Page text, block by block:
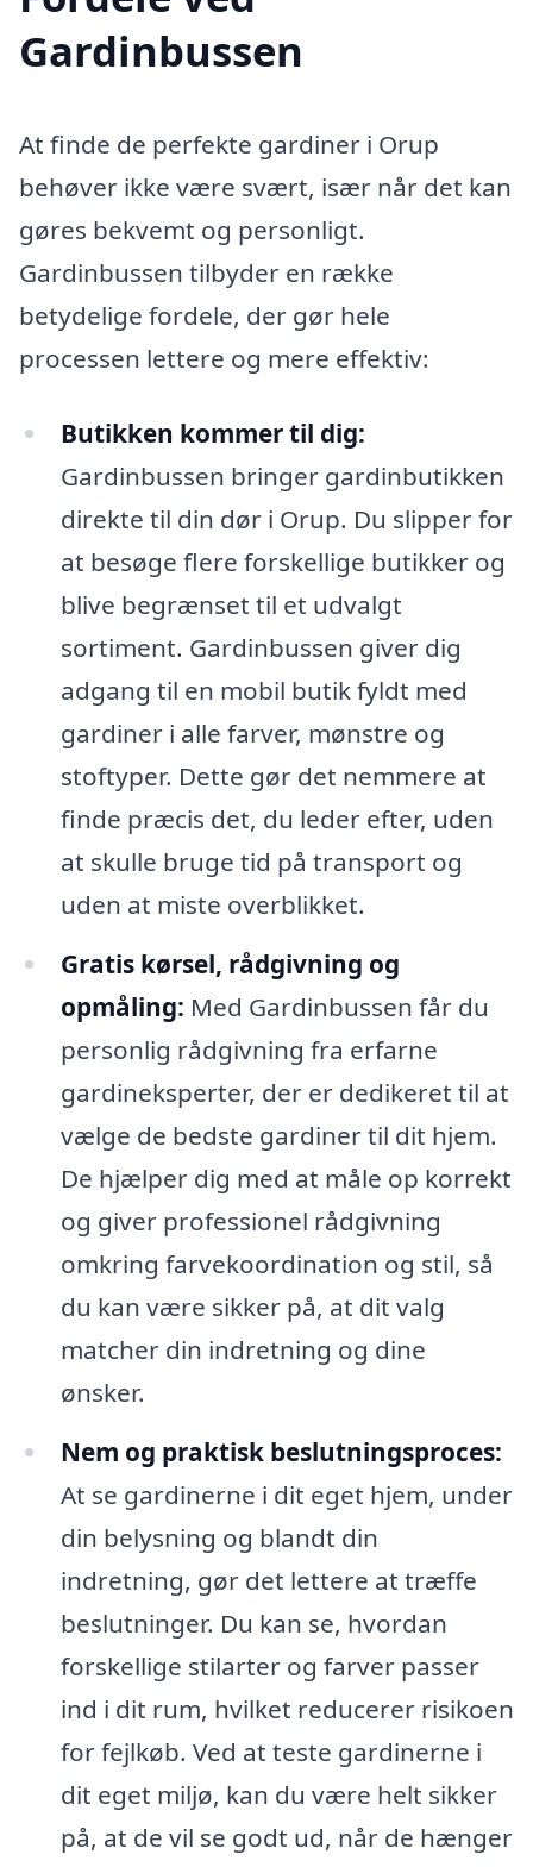
Gardinbussen
At finde de perfekte gardiner i Orup
behøver ikke være svært, især når det kan
gøres bekvemt og personligt.
Gardinbussen tilbyder en række
betydelige fordele, der gør hele
processen lettere og mere effektiv:
Butikken kommer til dig:
Gardinbussen bringer gardinbutikken
direkte til din dør i Orup. Du slipper for
at besøge flere forskellige butikker og
blive begrænset til et udvalgt
sortiment. Gardinbussen giver dig
adgang til en mobil butik fyldt med
gardiner i alle farver, mønstre og
stoftyper. Dette gør det nemmere at
finde præcis det, du leder efter, uden
at skulle bruge tid på transport og
uden at miste overblikket.
Gratis kørsel, rådgivning og
opmåling: Med Gardinbussen får du
personlig rådgivning fra erfarne
gardineksperter, der er dedikeret til at
vælge de bedste gardiner til dit hjem.
De hjælper dig med at måle op korrekt
og giver professionel rådgivning
omkring farvekoordination og stil, så
du kan være sikker på, at dit valg
matcher din indretning og dine
ønsker.
Nem og praktisk beslutningsproces:
At se gardinerne i dit eget hjem, under
din belysning og blandt din
indretning, gør det lettere at træffe
beslutninger. Du kan se, hvordan
forskellige stilarter og farver passer
ind i dit rum, hvilket reducerer risikoen
for fejlkøb. Ved at teste gardinerne i
dit eget miljø, kan du være helt sikker
på, at de vil se godt ud, når de hænger